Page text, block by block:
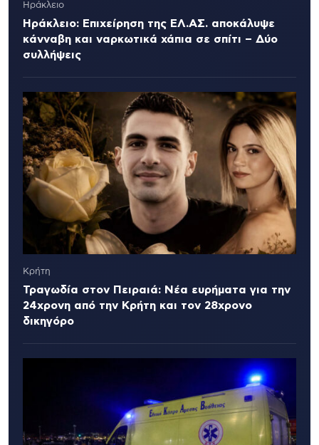
Ηράκλειο
Ηράκλειο: Επιχείρηση της ΕΛ.ΑΣ. αποκάλυψε
κάνναβη και ναρκωτικά χάπια σε σπίτι – Δύο
συλλήψεις
Κρήτη
Τραγωδία στον Πειραιά: Νέα ευρήματα για την
24χρονη από την Κρήτη και τον 28χρονο
δικηγόρο